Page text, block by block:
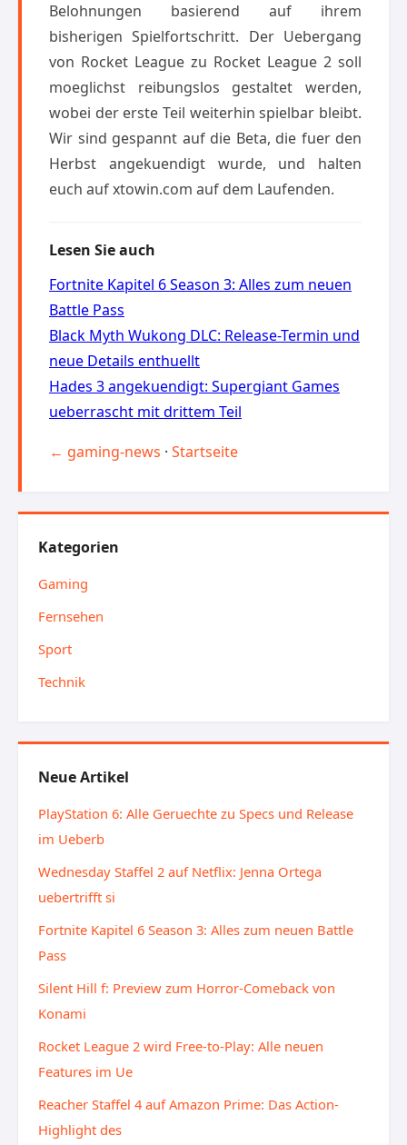
Belohnungen basierend auf ihrem
bisherigen Spielfortschritt. Der Uebergang
von Rocket League zu Rocket League 2 soll
moeglichst reibungslos gestaltet werden,
wobei der erste Teil weiterhin spielbar bleibt.
Wir sind gespannt auf die Beta, die fuer den
Herbst angekuendigt wurde, und halten
euch auf xtowin.com auf dem Laufenden.
Lesen Sie auch
Fortnite Kapitel 6 Season 3: Alles zum neuen
Battle Pass
Black Myth Wukong DLC: Release-Termin und
neue Details enthuellt
Hades 3 angekuendigt: Supergiant Games
ueberrascht mit drittem Teil
← gaming-news · Startseite
Kategorien
Gaming
Fernsehen
Sport
Technik
Neue Artikel
PlayStation 6: Alle Geruechte zu Specs und Release
im Ueberb
Wednesday Staffel 2 auf Netflix: Jenna Ortega
uebertrifft si
Fortnite Kapitel 6 Season 3: Alles zum neuen Battle
Pass
Silent Hill f: Preview zum Horror-Comeback von
Konami
Rocket League 2 wird Free-to-Play: Alle neuen
Features im Ue
Reacher Staffel 4 auf Amazon Prime: Das Action-
Highlight des